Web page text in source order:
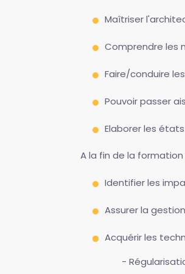
Maîtriser
Comprendre les
Faire/conduire
Pouvoir passer
Elaborer les
A la fin de la
Identifier les
Assurer la
Acquérir les